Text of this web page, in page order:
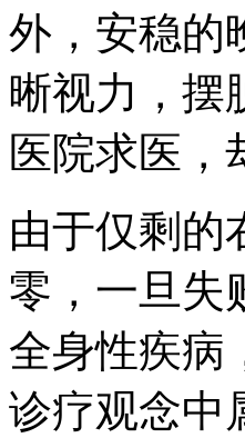
外，安稳的
晰视力，摆
医院求医，
由于仅剩的
零，一旦失
全身性疾病
诊疗观念中